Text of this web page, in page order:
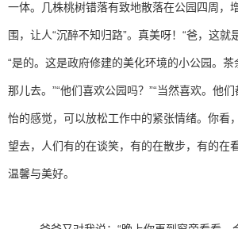
一体。几株桃树错落有致地散落在公园四周，
围，让人“沉醉不知归路”。真美呀！“爸，这就
“是的。这是政府修建的美化环境的小公园。茶
那儿去。”“他们喜欢公园吗？”“当然喜欢。他
怡的感觉，可以放松工作中的紧张情绪。你看
望去，人们有的在谈笑，有的在散步，有的
温馨与美好。